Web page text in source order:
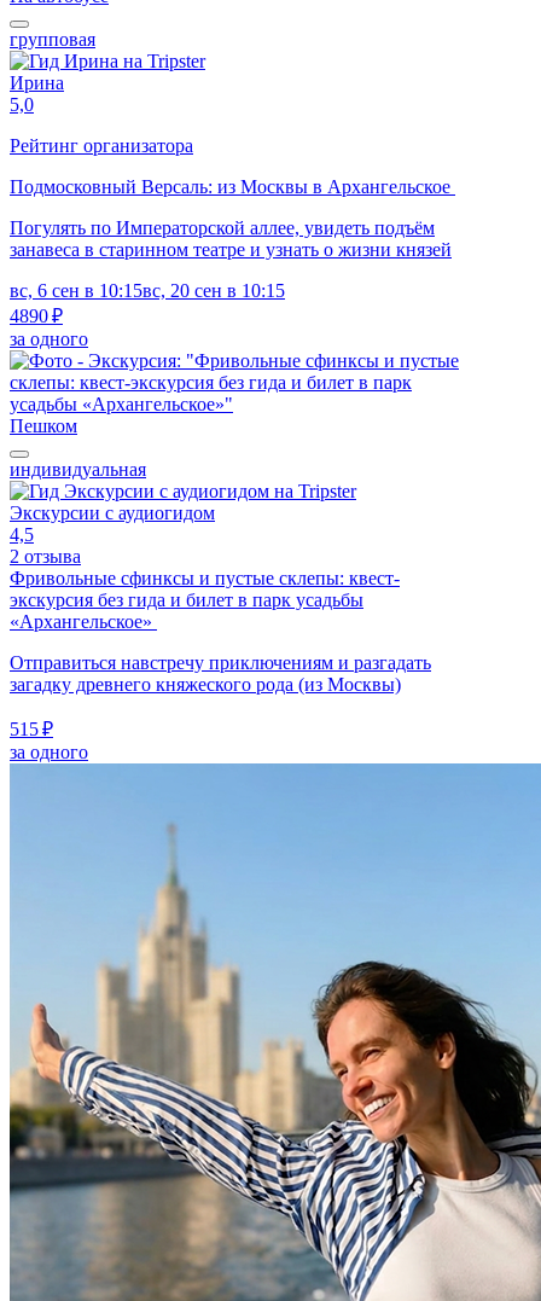
групповая
Ирина
5,0
Рейтинг организатора
Подмосковный Версаль: из Москвы в Архангельское
Погулять по Императорской аллее, увидеть подъём
занавеса в старинном театре и узнать о жизни князей
вс, 6 сен в 10:15вс, 20 сен в 10:15
4890 ₽
за одного
Пешком
индивидуальная
Экскурсии с аудиогидом
4,5
2 отзыва
Фривольные сфинксы и пустые склепы: квест-
экскурсия без гида и билет в парк усадьбы
«Архангельское»
Отправиться навстречу приключениям и разгадать
загадку древнего княжеского рода (из Москвы)
515 ₽
за одного